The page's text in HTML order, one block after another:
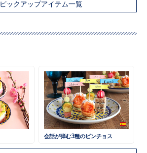
ピックアップアイテム一覧
会話が弾む3種のピンチョス